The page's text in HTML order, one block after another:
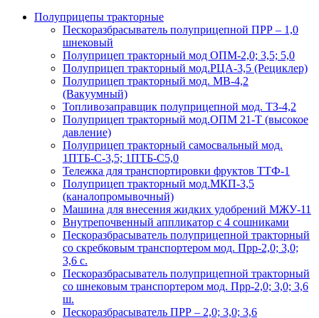
Полуприцепы тракторные
Пескоразбрасыватель полуприцепной ПРР – 1,0
шнековый
Полуприцеп тракторный мод ОПМ-2,0; 3,5; 5,0
Полуприцеп тракторный мод.РЦА-3,5 (Рециклер)
Полуприцеп тракторный мод. МВ-4,2
(Вакуумный)
Топливозаправщик полуприцепной мод. ТЗ-4,2
Полуприцеп тракторный мод.ОПМ 21-Т (высокое
давление)
Полуприцеп тракторный самосвальный мод.
1ПТБ-С-3,5; 1ПТБ-С5,0
Тележка для транспортировки фруктов ТТФ-1
Полуприцеп тракторный мод.МКП-3,5
(каналопромывочный)
Машина для внесения жидких удобрений МЖУ-11
Внутрепочвенный аппликатор с 4 сошниками
Пескоразбрасыватель полуприцепной тракторный
со скребковым транспортером мод. Прр-2,0; 3,0;
3,6 с.
Пескоразбрасыватель полуприцепной тракторный
со шнековым транспортером мод. Прр-2,0; 3,0; 3,6
ш.
Пескоразбрасыватель ПРР – 2,0; 3,0; 3,6